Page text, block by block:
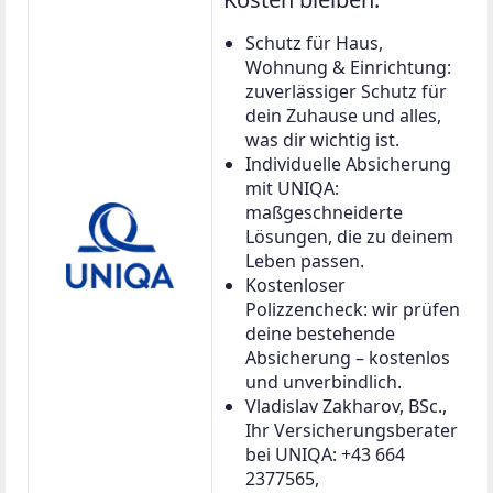
Schutz für Haus,
Wohnung & Einrichtung:
zuverlässiger Schutz für
dein Zuhause und alles,
was dir wichtig ist.
Individuelle Absicherung
mit UNIQA:
maßgeschneiderte
Lösungen, die zu deinem
Leben passen.
Kostenloser
Polizzencheck: wir prüfen
deine bestehende
Absicherung – kostenlos
und unverbindlich.
Vladislav Zakharov, BSc.,
Ihr Versicherungsberater
bei UNIQA: +43 664
2377565,